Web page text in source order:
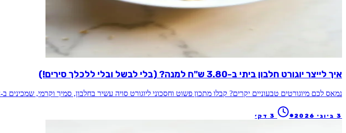
איך לייצר יוגורט חלבון ביתי ב-3.80 ש"ח למנה? (בלי לבשל ובלי ללכלך סירים!)
נמאס לכם מיוגורטים טבעוניים יקרים? קבלו מתכון פשוט וחסכוני ליוגורט סויה עשיר בחלבון, סמיך וקרמי, שמכינים ב-2 דקות עבודה בלבד.
3 ביוני 2026 ●
3 דק׳